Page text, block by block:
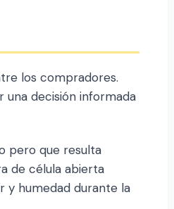
los compradores.
una decisión informada
pero que resulta
de célula abierta
y humedad durante la